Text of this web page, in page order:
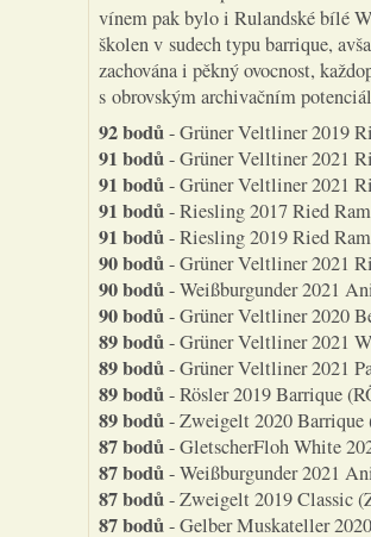
vínem pak bylo i Rulandské bílé
školen v sudech typu barrique,
zachována i pěkný ovocnost,
s obrovským archivačním
92 bodů- Grüner Veltliner 2019
91 bodů- Grüner Velltiner 2021
91 bodů- Grüner Veltliner 2021
91 bodů- Riesling 2017 Ried
91 bodů- Riesling 2019 Ried
90 bodů- Grüner Veltliner 2021
90 bodů- Weißburgunder 2021
90 bodů- Grüner Veltliner 2020
89 bodů- Grüner Veltliner 2021
89 bodů- Grüner Veltliner 2021
89 bodů- Rösler 2019 Barrique
89 bodů- Zweigelt 2020 Barrique
87 bodů- GletscherFloh White
87 bodů- Weißburgunder 2021
87 bodů- Zweigelt 2019 Classic
87 bodů- Gelber Muskateller